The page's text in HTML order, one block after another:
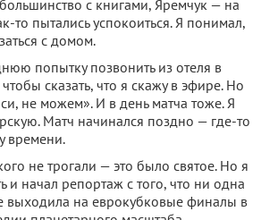
с книгами, Яремчук — на
то пытались успокоиться. Я понимал,
с домом.
попытку позвонить из отеля в
сказать, что я скажу в эфире. Но
не можем». И в день матча тоже. Я
Матч начинался поздно — где-то
времени.
не трогали — это было святое. Но я
и начал репортаж с того, что ни одна
выходила на еврокубковые финалы в